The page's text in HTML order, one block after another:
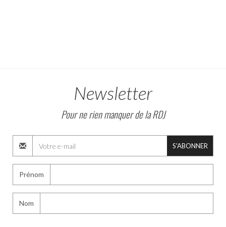
Newsletter
Pour ne rien manquer de la RDJ
S'ABONNER
Prénom
Nom